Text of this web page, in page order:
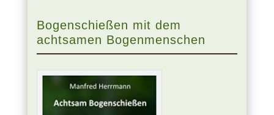
Bogenschießen mit dem
achtsamen Bogenmenschen